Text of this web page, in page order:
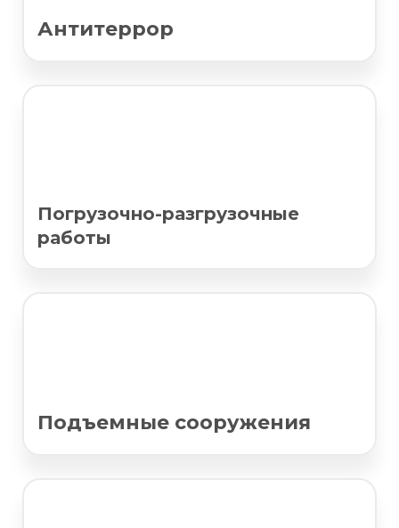
Антитеррор
Погрузочно-разгрузочные
работы
Подъемные сооружения